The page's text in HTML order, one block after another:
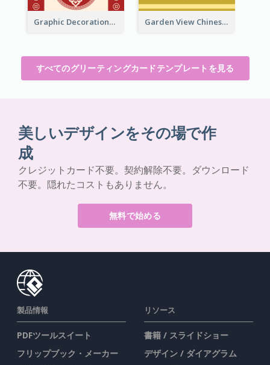
Graphic Decorations Chinese New Year Greeting Card Garden View Chinese New Year Greeting Card
すべてのグリーティングカードテンプレートを見る
美しいデザインをその場で作
成
クレジットカード不要。契約解除不要。ダウンロード
不要。隠れたコストもありません。
無料で始める
製品情報
PDFツールスイート
フリップブック・メーカー
リソース
書籍 / スライドショー
デザイン / ダイアグラム